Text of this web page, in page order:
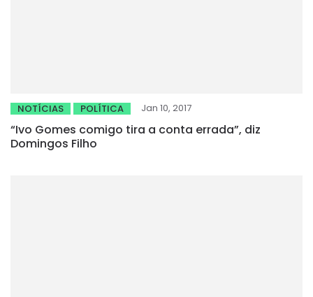
NOTÍCIAS POLÍTICA Jan 10, 2017
“Ivo Gomes comigo tira a conta errada”, diz
Domingos Filho